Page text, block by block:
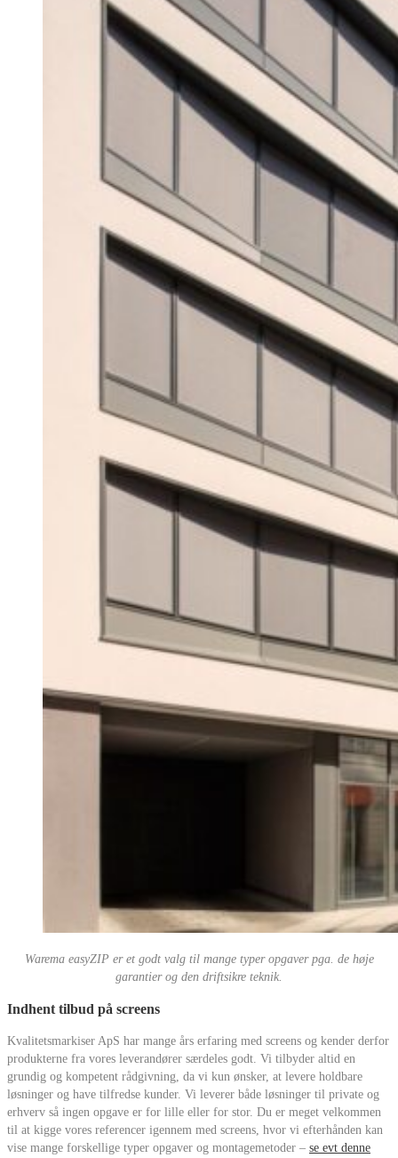
Warema easyZIP er et godt valg til mange typer opgaver pga. de høje
garantier og den driftsikre teknik.
Indhent tilbud på screens
Kvalitetsmarkiser ApS har mange års erfaring med screens og kender derfor
produkterne fra vores leverandører særdeles godt. Vi tilbyder altid en
grundig og kompetent rådgivning, da vi kun ønsker, at levere holdbare
løsninger og have tilfredse kunder. Vi leverer både løsninger til private og
erhverv så ingen opgave er for lille eller for stor. Du er meget velkommen
til at kigge vores referencer igennem med screens, hvor vi efterhånden kan
vise mange forskellige typer opgaver og montagemetoder – se evt denne